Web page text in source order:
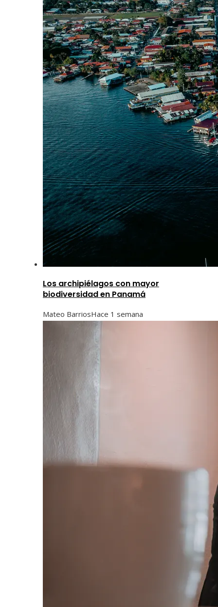
Los archipiélagos con mayor
biodiversidad en Panamá
Mateo BarriosHace 1 semana